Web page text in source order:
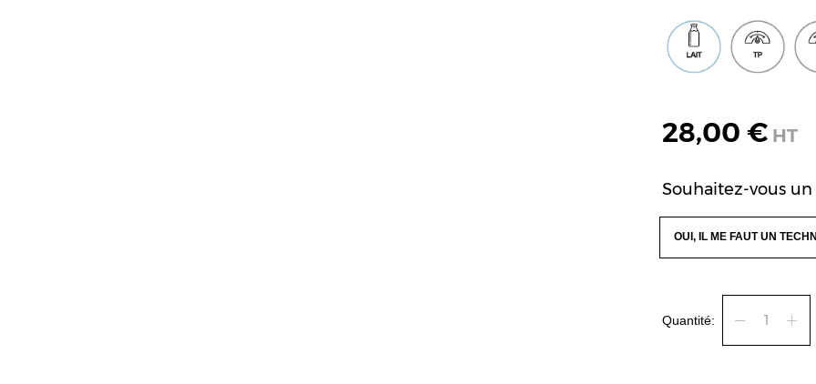
28,00 € HT
Souhaitez-vous
OUI, IL ME FAUT UN
Quantité: